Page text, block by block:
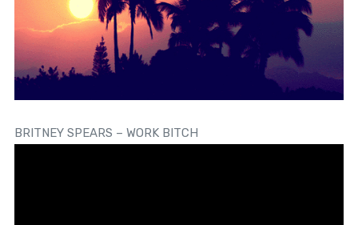
BRITNEY SPEARS – WORK BITCH